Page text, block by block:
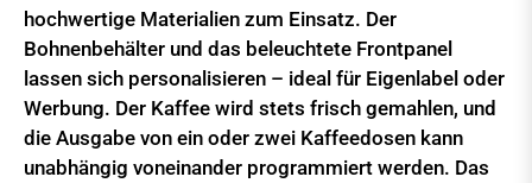
hochwertige Materialien zum Einsatz. Der
Bohnenbehälter und das beleuchtete Frontpanel
lassen sich personalisieren – ideal für Eigenlabel oder
Werbung. Der Kaffee wird stets frisch gemahlen, und
die Ausgabe von ein oder zwei Kaffeedosen kann
unabhängig voneinander programmiert werden. Das